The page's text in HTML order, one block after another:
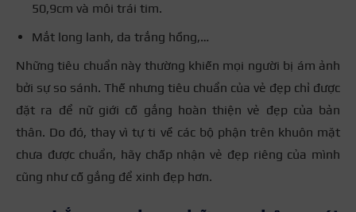
50,9cm và môi trái tim.
Mắt long lanh, da trắng hồng,…
Những tiêu chuẩn này thường khiến mọi người bị ám ảnh
bởi sự so sánh. Thế nhưng tiêu chuẩn của vẻ đẹp chỉ được
đặt ra để nữ giới cố gắng hoàn thiện vẻ đẹp của bản
thân. Do đó, thay vì tự ti về các bộ phận trên khuôn mặt
chưa được chuẩn, hãy chấp nhận vẻ đẹp riêng của mình
cũng như cố gắng để xinh đẹp hơn.